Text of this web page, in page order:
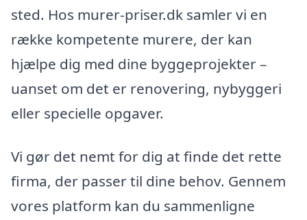
sted. Hos murer-priser.dk samler vi en
række kompetente murere, der kan
hjælpe dig med dine byggeprojekter –
uanset om det er renovering, nybyggeri
eller specielle opgaver.
Vi gør det nemt for dig at finde det rette
firma, der passer til dine behov. Gennem
vores platform kan du sammenligne